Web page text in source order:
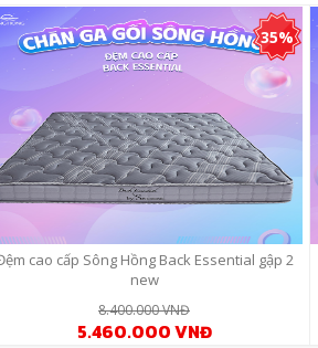
35%
cao cấp Sông Hồng Back Essential gập 2
new
8.400.000 VNĐ
5.460.000 VNĐ